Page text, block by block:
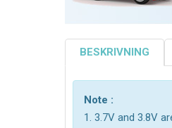
BESKRIVNING
Note :
1. 3.7V and 3.8V